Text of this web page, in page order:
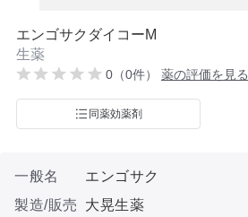
エンゴサクダイコーM
生薬
0（0件） 薬の評価を見る
同薬効薬剤
一般名
エンゴサク
製造/販売
大晃生薬